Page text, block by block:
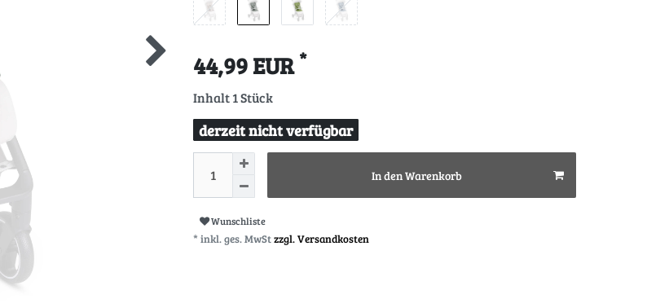
44,99 EUR *
Inhalt1Stück
derzeit nicht verfügbar
In den Warenkorb
Wunschliste
* inkl. ges. MwStzzgl. Versandkosten